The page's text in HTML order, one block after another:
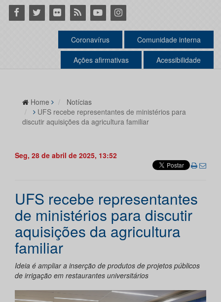
Facebook
Twitter Flickr RSS YoutubeInstagram
Coronavírus Comunidade interna
Ações afirmativas Acessibilidade
Home
Notícias
UFS recebe representantes de ministérios para
discutir aquisições da agricultura familiar
Seg, 28 de abril de 2025, 13:52
UFS recebe representantes
de ministérios para discutir
aquisições da agricultura
familiar
Ideia é ampliar a inserção de produtos de projetos públicos
de irrigação em restaurantes universitários